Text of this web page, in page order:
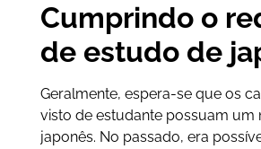
Cumprindo o
de estudo de
Geralmente, espera-se que os
visto de estudante possuam um
japonês. No passado, era